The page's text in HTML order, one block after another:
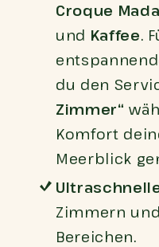
Croque
und Kaffee.
du den
Zimmer“
Komfort
Meerblick
Zimmern
Bereichen.